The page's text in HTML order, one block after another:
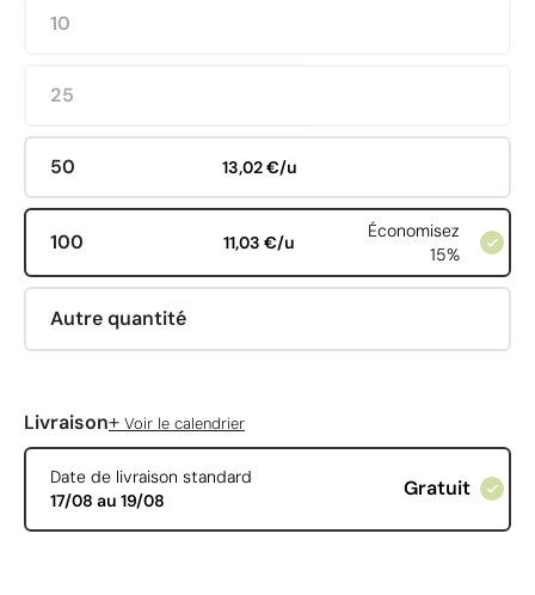
10
25
50 13,02 €/u
100 11,03 €/u
Économisez
15%
Autre quantité
Livraison+ Voir le calendrier
Date de livraison standard
17/08 au 19/08
Gratuit